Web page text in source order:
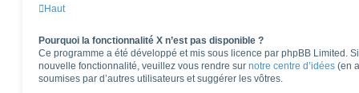
Haut
Pourquoi la fonctionnalité X n’est pas disponible ?
Ce programme a été développé et mis sous licence par phpBB Limited.
nouvelle fonctionnalité, veuillez vous rendre sur notre centre d’idées (en
soumises par d’autres utilisateurs et suggérer les vôtres.